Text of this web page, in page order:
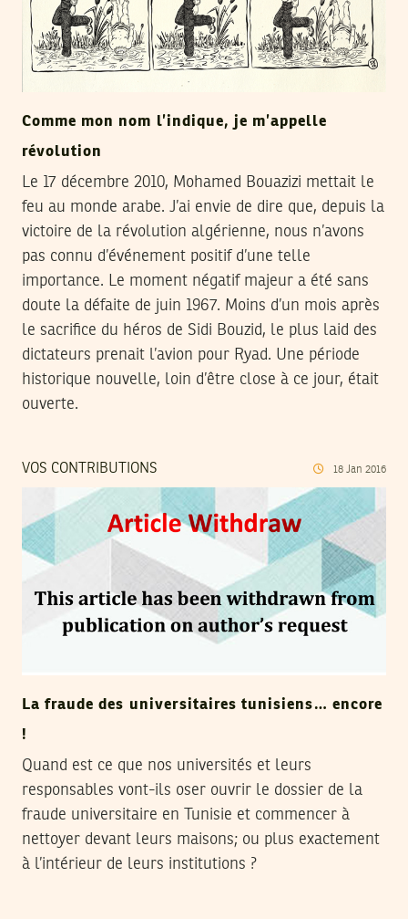
Comme mon nom l’indique, je m’appelle
révolution
Le 17 décembre 2010, Mohamed Bouazizi mettait le
feu au monde arabe. J’ai envie de dire que, depuis la
victoire de la révolution algérienne, nous n’avons
pas connu d’événement positif d’une telle
importance. Le moment négatif majeur a été sans
doute la défaite de juin 1967. Moins d’un mois après
le sacrifice du héros de Sidi Bouzid, le plus laid des
dictateurs prenait l’avion pour Ryad. Une période
historique nouvelle, loin d’être close à ce jour, était
ouverte.
VOS CONTRIBUTIONS 18 Jan 2016
La fraude des universitaires tunisiens… encore
!
Quand est ce que nos universités et leurs
responsables vont-ils oser ouvrir le dossier de la
fraude universitaire en Tunisie et commencer à
nettoyer devant leurs maisons; ou plus exactement
à l’intérieur de leurs institutions ?